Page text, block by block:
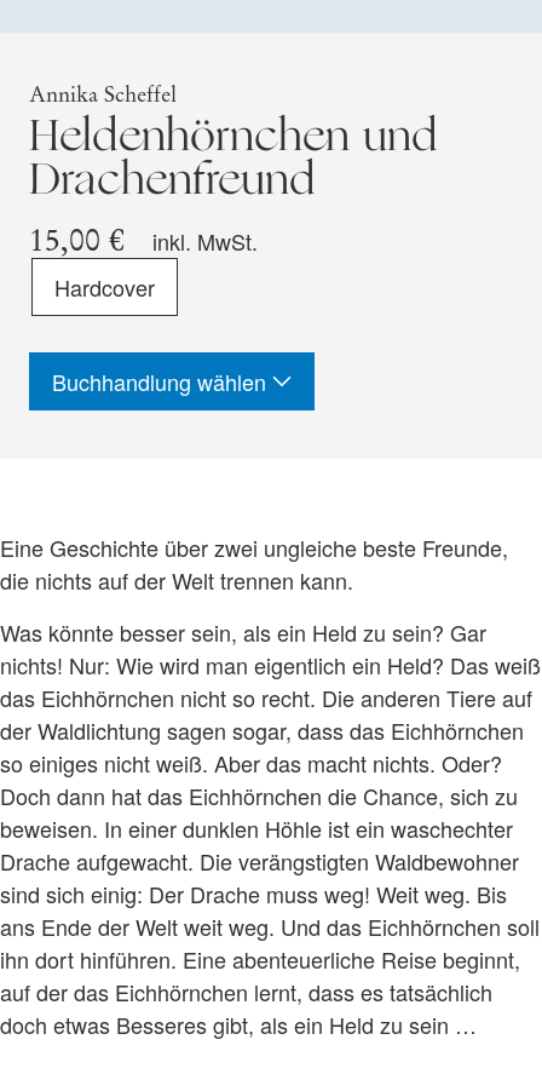
Annika Scheffel
Heldenhörnchen und
Drachenfreund
15,00 €
inkl. MwSt.
Hardcover
Buchhandlung wählen
Eine Geschichte über zwei ungleiche beste Freunde,
die nichts auf der Welt trennen kann.
Was könnte besser sein, als ein Held zu sein? Gar
nichts! Nur: Wie wird man eigentlich ein Held? Das weiß
das Eichhörnchen nicht so recht. Die anderen Tiere auf
der Waldlichtung sagen sogar, dass das Eichhörnchen
so einiges nicht weiß. Aber das macht nichts. Oder?
Doch dann hat das Eichhörnchen die Chance, sich zu
beweisen. In einer dunklen Höhle ist ein waschechter
Drache aufgewacht. Die verängstigten Waldbewohner
sind sich einig: Der Drache muss weg! Weit weg. Bis
ans Ende der Welt weit weg. Und das Eichhörnchen soll
ihn dort hinführen. Eine abenteuerliche Reise beginnt,
auf der das Eichhörnchen lernt, dass es tatsächlich
doch etwas Besseres gibt, als ein Held zu sein …